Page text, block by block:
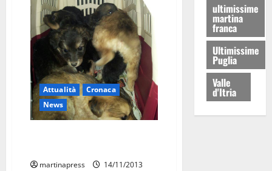
Attualità
Cronaca
News
martinapress
14/11/2013
ultimissime
martina
franca
Ultimissime
Puglia
Valle
d'Itria